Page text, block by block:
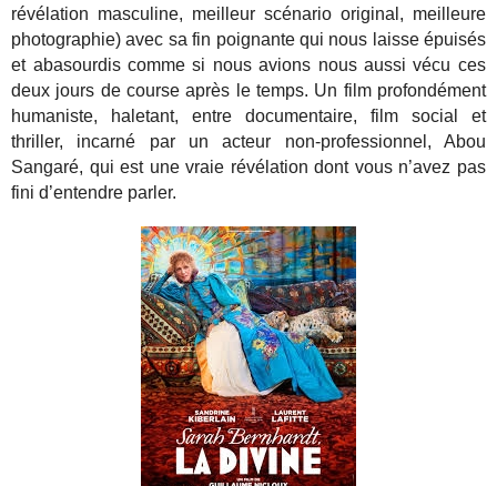
révélation masculine, meilleur scénario original, meilleure
photographie) avec sa fin poignante qui nous laisse épuisés
et abasourdis comme si nous avions nous aussi vécu ces
deux jours de course après le temps. Un film profondément
humaniste, haletant, entre documentaire, film social et
thriller, incarné par un acteur non-professionnel, Abou
Sangaré, qui est une vraie révélation dont vous n’avez pas
fini d’entendre parler.